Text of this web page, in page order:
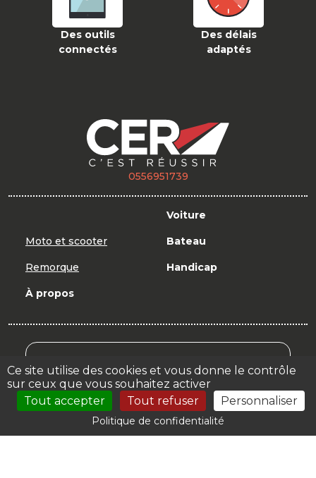
Ce site utilise des cookies et vous donne le contrôle
sur ceux que vous souhaitez activer
Tout accepter
Tout refuser Personnaliser
Politique de confidentialité
Des outils
connectés
Des délais
adaptés
0556951739
Voiture
Moto et scooter Bateau
Remorque Handicap
À propos
Votre espace